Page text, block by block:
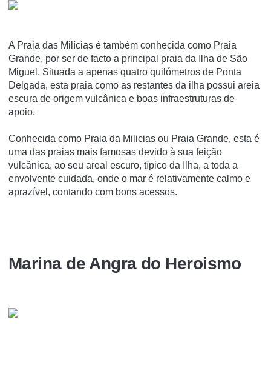
A Praia das Milícias é também conhecida como Praia
Grande, por ser de facto a principal praia da Ilha de São
Miguel. Situada a apenas quatro quilómetros de Ponta
Delgada, esta praia como as restantes da ilha possui areia
escura de origem vulcânica e boas infraestruturas de
apoio.
Conhecida como Praia da Milicias ou Praia Grande, esta é
uma das praias mais famosas devido à sua feição
vulcânica, ao seu areal escuro, típico da Ilha, a toda a
envolvente cuidada, onde o mar é relativamente calmo e
aprazível, contando com bons acessos.
Marina de Angra do Heroismo